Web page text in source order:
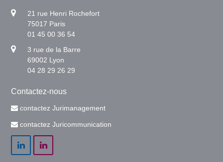
21 rue Henri Rochefort
75017 Paris
01 45 00 36 54
3 rue de la Barre
69002 Lyon
04 28 29 26 29
Contactez-nous
contactez Jurimanagement
contactez Juricommunication
LinkedInLinkedIn